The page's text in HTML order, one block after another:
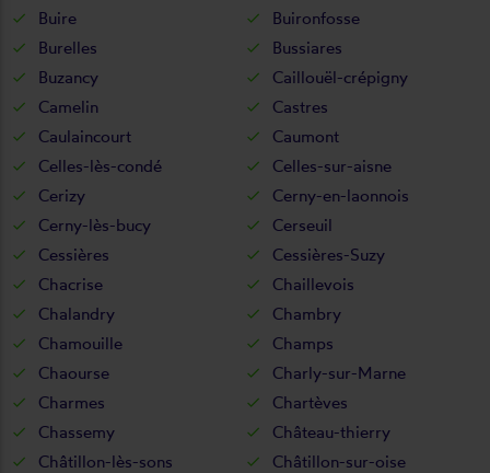
Buire
Buironfosse
Burelles
Bussiares
Buzancy
Caillouël-crépigny
Camelin
Castres
Caulaincourt
Caumont
Celles-lès-condé
Celles-sur-aisne
Cerizy
Cerny-en-laonnois
Cerny-lès-bucy
Cerseuil
Cessières
Cessières-Suzy
Chacrise
Chaillevois
Chalandry
Chambry
Chamouille
Champs
Chaourse
Charly-sur-Marne
Charmes
Chartèves
Chassemy
Château-thierry
Châtillon-lès-sons
Châtillon-sur-oise